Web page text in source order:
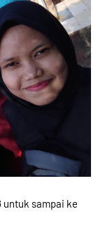
untuk sampai ke